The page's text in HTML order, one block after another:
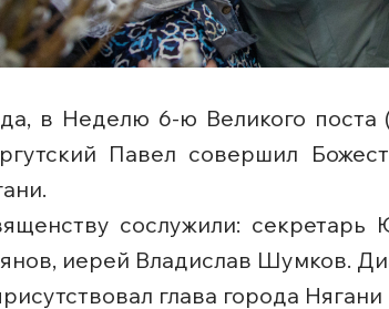
в Неделю 6-ю Великого
Павел совершил
сослужили:
иерей Владислав Шумков.
глава города